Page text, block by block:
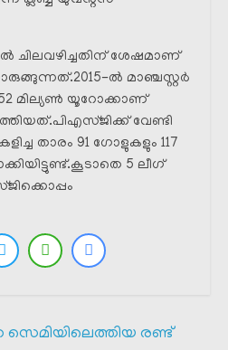
ചിലവഴിച്ചതിന് ശേഷമാണ്
ൽ മാഞ്ചസ്റ്റർ
മില്യൺ യൂറോക്കാണ്
വേണ്ടി
താരം 91 ഗോളുകളും 117
5 ലീഗ്
സെമിയിലെത്തിയ രണ്ട്